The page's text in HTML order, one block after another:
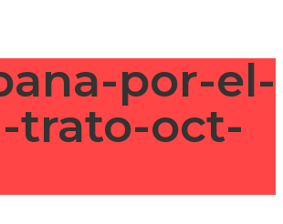
por-el-
trato-oct-